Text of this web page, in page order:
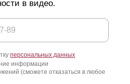
в видео.
персональных данных
информации
(сможете отказаться в любое